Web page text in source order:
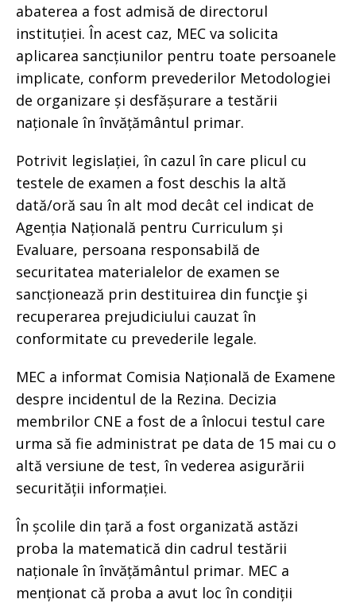
abaterea a fost admisă de directorul
instituției. În acest caz, MEC va solicita
aplicarea sancțiunilor pentru toate persoanele
implicate, conform prevederilor Metodologiei
de organizare și desfășurare a testării
naționale în învățământul primar.
Potrivit legislației, în cazul în care plicul cu
testele de examen a fost deschis la altă
dată/oră sau în alt mod decât cel indicat de
Agenția Națională pentru Curriculum și
Evaluare, persoana responsabilă de
securitatea materialelor de examen se
sancționează prin destituirea din funcţie şi
recuperarea prejudiciului cauzat în
conformitate cu prevederile legale.
MEC a informat Comisia Națională de Examene
despre incidentul de la Rezina. Decizia
membrilor CNE a fost de a înlocui testul care
urma să fie administrat pe data de 15 mai cu o
altă versiune de test, în vederea asigurării
securității informației.
În școlile din țară a fost organizată astăzi
proba la matematică din cadrul testării
naționale în învățământul primar. MEC a
menționat că proba a avut loc în condiții